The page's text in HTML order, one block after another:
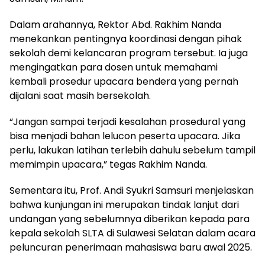
Dalam arahannya, Rektor Abd. Rakhim Nanda
menekankan pentingnya koordinasi dengan pihak
sekolah demi kelancaran program tersebut. Ia juga
mengingatkan para dosen untuk memahami
kembali prosedur upacara bendera yang pernah
dijalani saat masih bersekolah.
“Jangan sampai terjadi kesalahan prosedural yang
bisa menjadi bahan lelucon peserta upacara. Jika
perlu, lakukan latihan terlebih dahulu sebelum tampil
memimpin upacara,” tegas Rakhim Nanda.
Sementara itu, Prof. Andi Syukri Samsuri menjelaskan
bahwa kunjungan ini merupakan tindak lanjut dari
undangan yang sebelumnya diberikan kepada para
kepala sekolah SLTA di Sulawesi Selatan dalam acara
peluncuran penerimaan mahasiswa baru awal 2025.